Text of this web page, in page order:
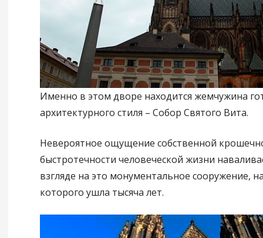
Именно в этом дворе находится жемчужина
архитектурного стиля – Собор Святого Вита.
Невероятное ощущение собственной
быстротечности человеческой жизни
взгляде на это монументальное сооружение,
которого ушла тысяча лет.